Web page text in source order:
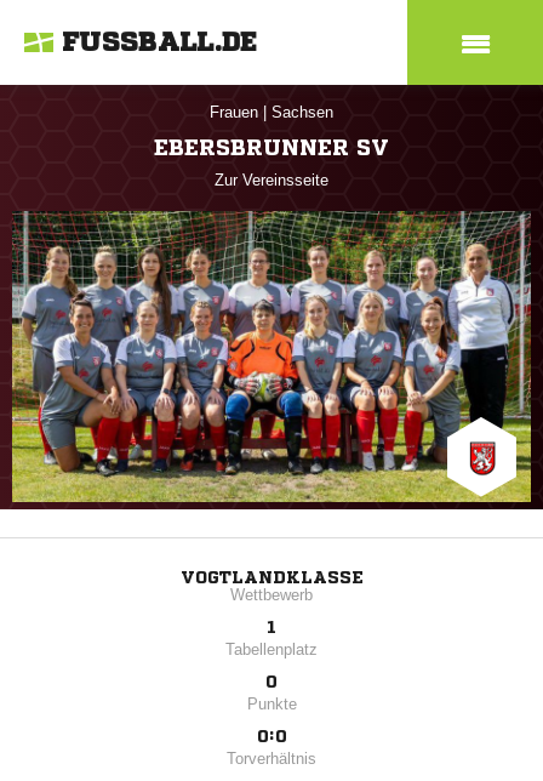
FUSSBALL.DE
Frauen Sachsen
EBERSBRUNNER SV
Zur Vereinsseite
VOGTLANDKLASSE
Wettbewerb
1
Tabellenplatz
0
Punkte
0:0
Torverhältnis